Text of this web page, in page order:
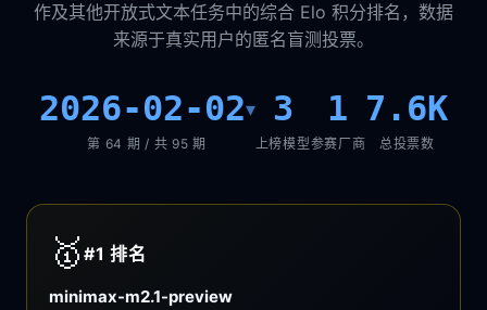
作及其他开放式文本任务中的综合 Elo 积分排名，数据
来源于真实用户的匿名盲测投票。
2026-02-02▾
第 64 期 / 共 95 期
3
上榜模型
1
参赛厂商
7.6K
总投票数
🥇 #1排名
minimax-m2.1-preview